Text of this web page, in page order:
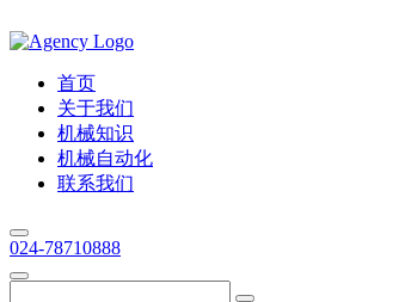
首页
关于我们
机械知识
机械自动化
联系我们
024-78710888